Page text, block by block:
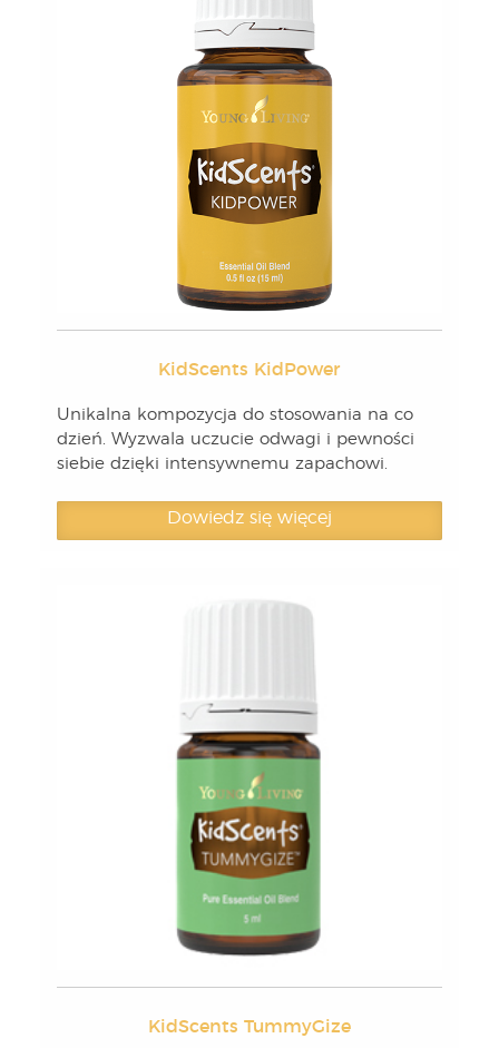
KidScents KidPower
Unikalna kompozycja do stosowania na co
dzień. Wyzwala uczucie odwagi i pewności
siebie dzięki intensywnemu zapachowi.
Dowiedz się więcej
KidScents TummyGize